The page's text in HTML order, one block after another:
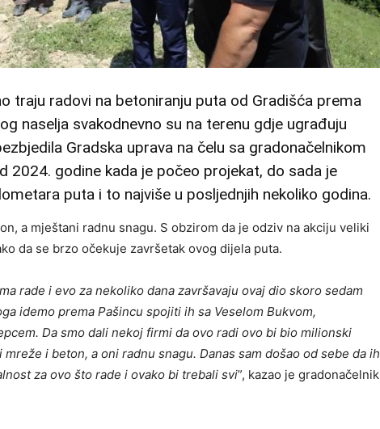
traju radovi na betoniranju puta od Gradišća prema
naselja svakodnevno su na terenu gdje ugrađuju
Gradska uprava na čelu sa gradonačelnikom
2024. godine kada je počeo projekat, do sada je
puta i to najviše u posljednjih nekoliko godina.
a mještani radnu snagu. S obzirom da je odziv na akciju veliki
da se brzo očekuje završetak ovog dijela puta.
rade i evo za nekoliko dana završavaju ovaj dio skoro sedam
idemo prema Pašincu spojiti ih sa Veselom Bukvom,
Da smo dali nekoj firmi da ovo radi ovo bi bio milionski
i beton, a oni radnu snagu. Danas sam došao od sebe da ih
za ovo što rade i ovako bi trebali svi”, kazao je gradonačelnik